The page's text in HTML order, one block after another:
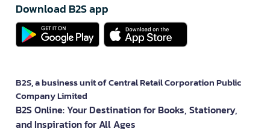
Download B2S app
B2S, a business unit of Central Retail Corporation Public
Company Limited
B2S Online: Your Destination for Books, Stationery,
and Inspiration for All Ages